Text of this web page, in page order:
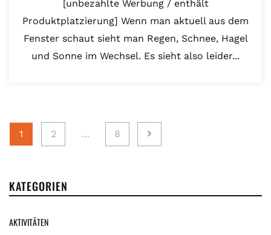
[unbezahlte Werbung / enthält
Produktplatzierung] Wenn man aktuell aus dem
Fenster schaut sieht man Regen, Schnee, Hagel
und Sonne im Wechsel. Es sieht also leider...
Seitennummerierung
Beiträge
1 2 … 8
KATEGORIEN
AKTIVITÄTEN